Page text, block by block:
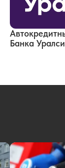
Банка